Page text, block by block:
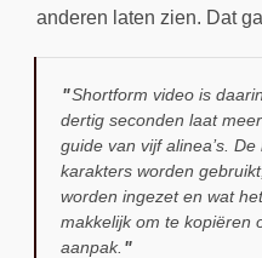
anderen laten zien. Dat
Shortform video is
dertig seconden laat
guide van vijf alinea’s.
karakters worden
worden ingezet en wat
makkelijk om te kopiëren
aanpak.